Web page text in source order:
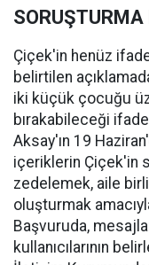
SORUŞTURMA
Çiçek'in henüz
belirtilen
iki küçük çocuğu
bırakabileceği
Aksay'ın 19
içeriklerin Çiçek'in
zedelemek, aile
oluşturmak
Başvuruda,
kullanıcılarının